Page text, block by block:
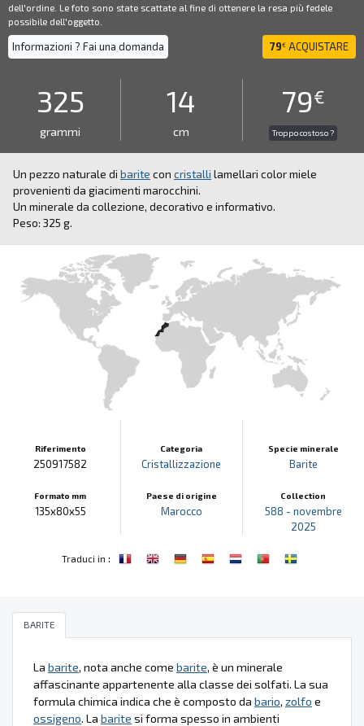
dell'ordine. Le foto sono state scattate al fine di ottenere la resa più fedele
possibile dell'oggetto.
Informazioni ? Fai una domanda 79€ ACQUISTARE
325
grammi
14
cm
79€
Troppo costoso ?
Un pezzo naturale di barite con cristalli lamellari color miele
provenienti da giacimenti marocchini.
Un minerale da collezione, decorativo e informativo.
Peso: 325 g.
Riferimento
250917582
Formato mm
135x80x55
Categoria
Cristallizzazione
Paese di origine
Marocco
Specie minerale
Barite
Collection
588 - novembre
2025
Traduci in :
BARITE
La barite, nota anche come barite, è un minerale
affascinante appartenente alla classe dei solfati. La sua
formula chimica indica che è composto da bario, zolfo e
ossigeno. La barite si forma spesso in ambienti